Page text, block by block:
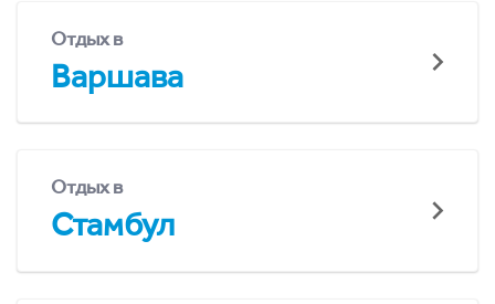
Отдых в
Варшава
Отдых в
Стамбул